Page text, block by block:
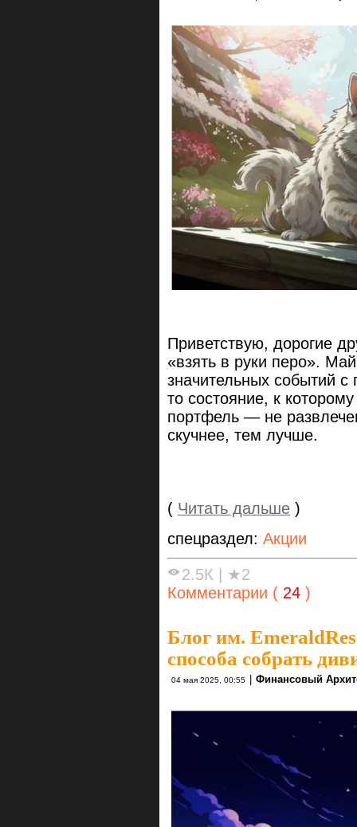
Приветствую, дорогие
«взять в руки перо».
значительных событий
то состояние, к
портфель — не
скучнее, тем лучше.
( Читать дальше )
спецраздел: Акции
2.5К
★2
Комментарии ( 24 )
Блог им.
способа собрать
04 мая 2025, 00:55 Финансовый